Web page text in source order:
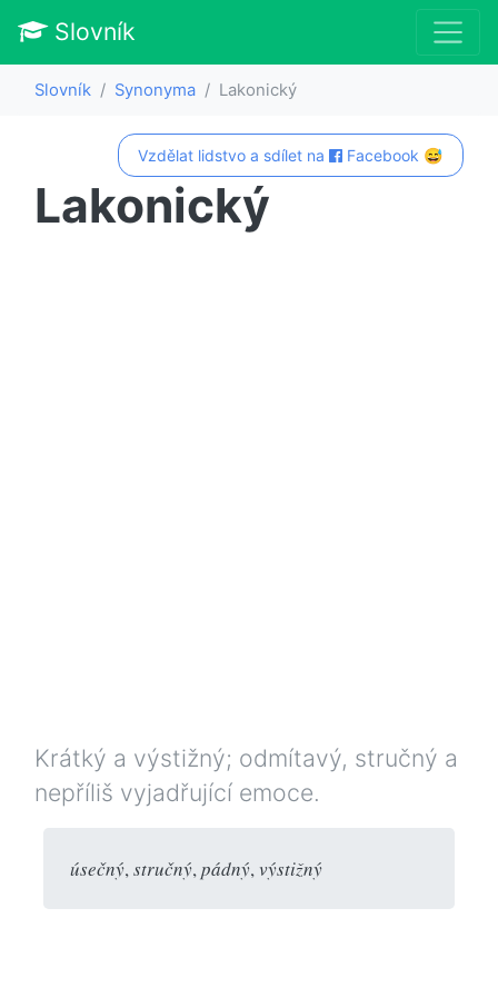
Slovník
Slovník Synonyma Lakonický
Vzdělat lidstvo a sdílet na Facebook 😅
Lakonický
Krátký a výstižný; odmítavý, stručný a
nepříliš vyjadřující emoce.
úsečný,stručný,pádný,výstižný